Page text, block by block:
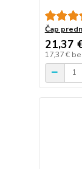
Čap
21,37
17,37 €